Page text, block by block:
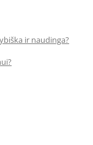
ir naudinga?